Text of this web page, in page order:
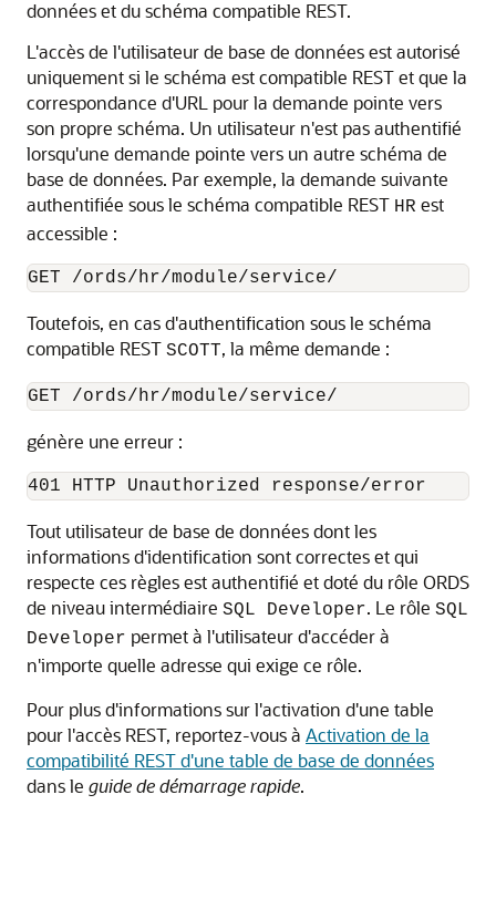
données et du schéma compatible REST.
L'accès de l'utilisateur de base de données est autorisé
uniquement si le schéma est compatible REST et que la
correspondance d'URL pour la demande pointe vers
son propre schéma. Un utilisateur n'est pas authentifié
lorsqu'une demande pointe vers un autre schéma de
base de données. Par exemple, la demande suivante
authentifiée sous le schéma compatible REST HR est
accessible :
GET /ords/hr/module/service/
Toutefois, en cas d'authentification sous le schéma
compatible REST SCOTT, la même demande :
GET /ords/hr/module/service/
génère une erreur :
401 HTTP Unauthorized response/error
Tout utilisateur de base de données dont les
informations d'identification sont correctes et qui
respecte ces règles est authentifié et doté du rôle ORDS
de niveau intermédiaire SQL Developer. Le rôle SQL
Developer permet à l'utilisateur d'accéder à
n'importe quelle adresse qui exige ce rôle.
Pour plus d'informations sur l'activation d'une table
pour l'accès REST, reportez-vous à Activation de la
compatibilité REST d'une table de base de données
dans le guide de démarrage rapide.